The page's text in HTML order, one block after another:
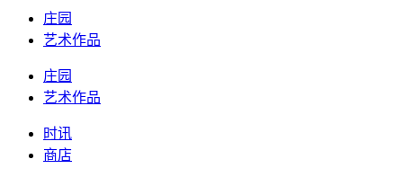
庄园
艺术作品
庄园
艺术作品
时讯
商店